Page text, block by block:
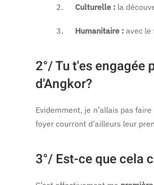
2. Culturelle : la
3. Humanitaire : avec le
2°/Tu t'es engagée
d'Angkor?
Evidemment, je n’allais pas
foyer courront d’ailleurs leur
3°/Est-ce que cela